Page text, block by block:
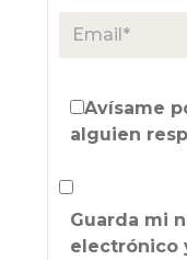
Avísame
alguien
Guarda mi
electrónico